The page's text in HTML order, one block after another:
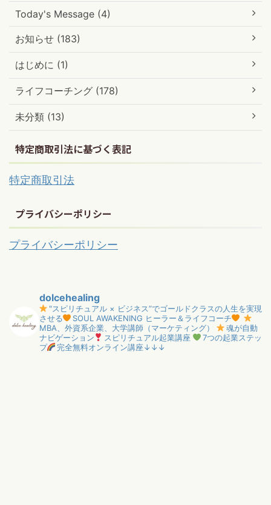
Today's Message (4)
お知らせ (183)
はじめに (1)
ライフコーチング (178)
未分類 (13)
特定商取引法に基づく表記
特定商取引法
プライバシーポリシー
プライバシーポリシー
dolcehealing
"スピリチュアル × ビジネス”でゴールドクラスの人生を実現
させる
SOUL AWAKENING ヒーラー＆ライフコーチ
MBA、外資系企業、大学講師（マーケティング）
魂が自動
ナビゲーション
スピリチュアル起業講座
7つの起業ステッ
プ
完全無料オンライン講座↓↓↓